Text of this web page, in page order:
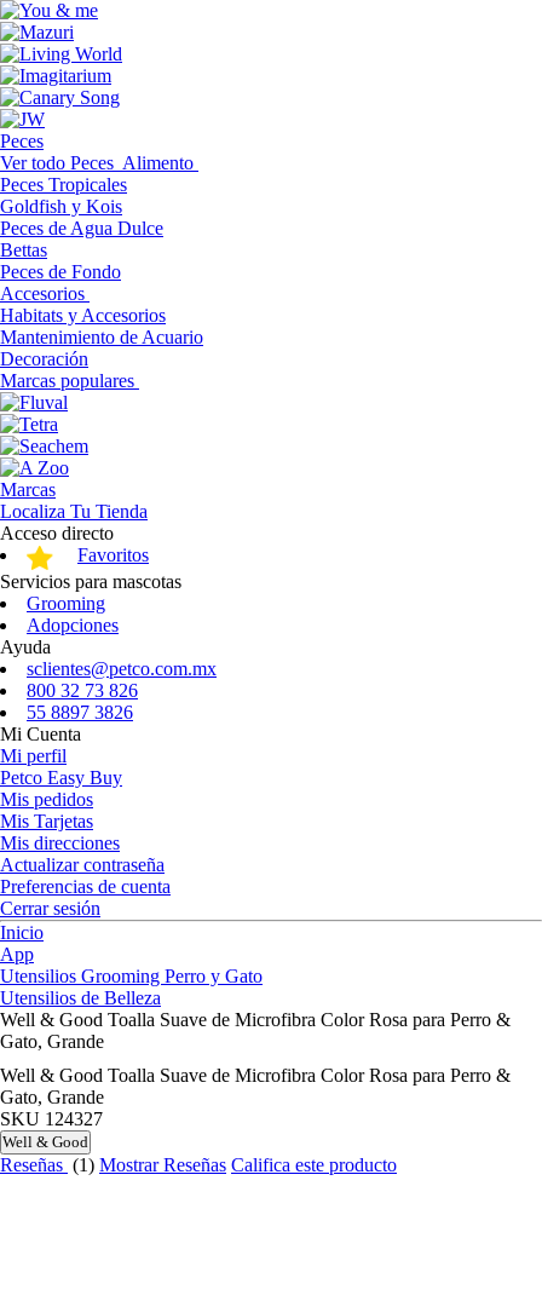
Peces
Ver todo Peces Alimento
Peces Tropicales
Goldfish y Kois
Peces de Agua Dulce
Bettas
Peces de Fondo
Accesorios
Habitats y Accesorios
Mantenimiento de Acuario
Decoración
Marcas populares
Marcas
Localiza Tu Tienda
Acceso directo
Favoritos
Servicios para mascotas
Grooming
Adopciones
Ayuda
sclientes@petco.com.mx
800 32 73 826
55 8897 3826
Mi Cuenta
Mi perfil
Petco Easy Buy
Mis pedidos
Mis Tarjetas
Mis direcciones
Actualizar contraseña
Preferencias de cuenta
Cerrar sesión
Inicio
App
Utensilios Grooming Perro y Gato
Utensilios de Belleza
Well & Good Toalla Suave de Microfibra Color Rosa para Perro &
Gato, Grande
Well & Good Toalla Suave de Microfibra Color Rosa para Perro &
Gato, Grande
SKU 124327
Well & Good
Reseñas (1) Mostrar Reseñas Califica este producto